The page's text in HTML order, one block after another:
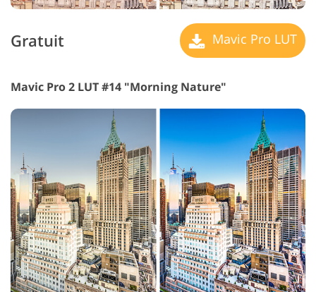
Gratuit Mavic Pro LUT
Mavic Pro 2 LUT #14 "Morning Nature"